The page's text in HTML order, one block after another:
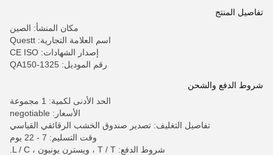
تفاصيل المنتج
مكان المنشأ: الصين
اسم العلامة التجارية: Questt
إصدار الشهادات: CE ISO
رقم الموديل: QA150-1325
شروط الدفع والشحن
الحد الأدنى لكمية: 1 مجموعة
الأسعار: negotiable
تفاصيل التغليف: تصدير صندوق الخشب الرقائقي القياسي
وقت التسليم: 7 - 22 يوم
شروط الدفع: T / T ، ويسترن يونيون ، L / C.